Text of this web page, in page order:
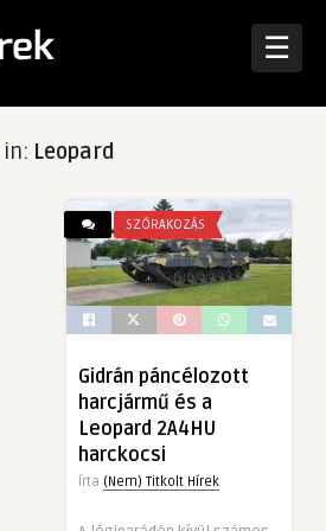
☰
Leopard
SZÓRAKOZÁS
Gidrán páncélozott
harcjármű és a
Leopard 2A4HU
harckocsi
Írta (Nem) Titkolt Hírek